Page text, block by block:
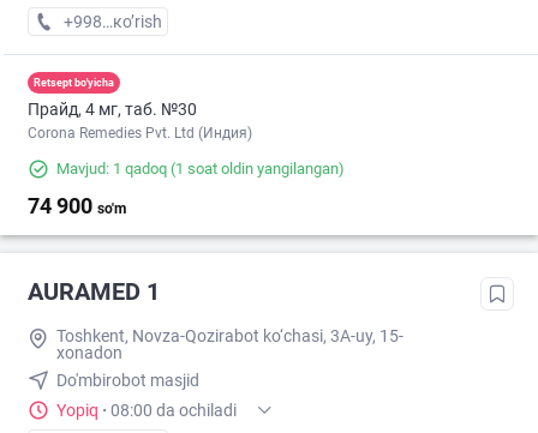
+998 (99) XXX-XX-XX
кo’rish
Retsept bo'yicha
Прайд, 4 мг, таб. №30
Corona Remedies Pvt. Ltd (Индия)
Mavjud: 1 qadoq (1 soat oldin yangilangan)
74 900 so'm
AURAMED 1
Toshkent, Novza-Qozirabot ko‘chasi, 3A-uy, 15-
xonadon
Do'mbirobot masjid
Yopiq · 08:00 da ochiladi